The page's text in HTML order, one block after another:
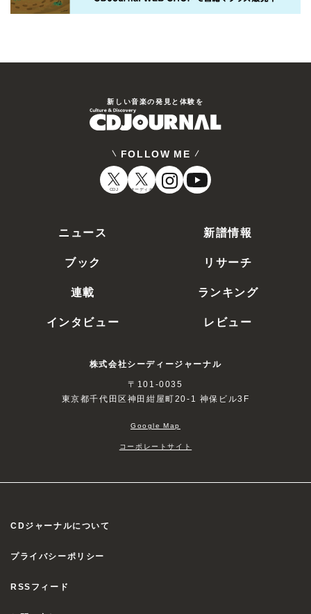
新しい⾳楽の発⾒と体験を
FOLLOW ME
CDJ オーディオ
ニュース
新譜情報
ブック
リサーチ
連載
ランキング
インタビュー
レビュー
株式会社シーディージャーナル
〒101-0035
東京都千代田区神田紺屋町20-1 神保ビル3F
Google Map
コーポレートサイト
CDジャーナルについて
プライバシーポリシー
RSSフィード